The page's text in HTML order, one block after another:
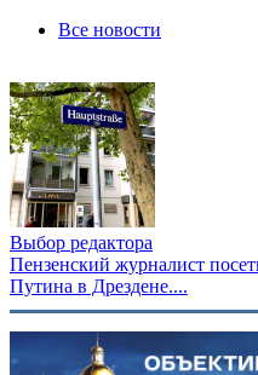
Все новости
Выбор редактора
Пензенский журналист
Путина в Дрездене....